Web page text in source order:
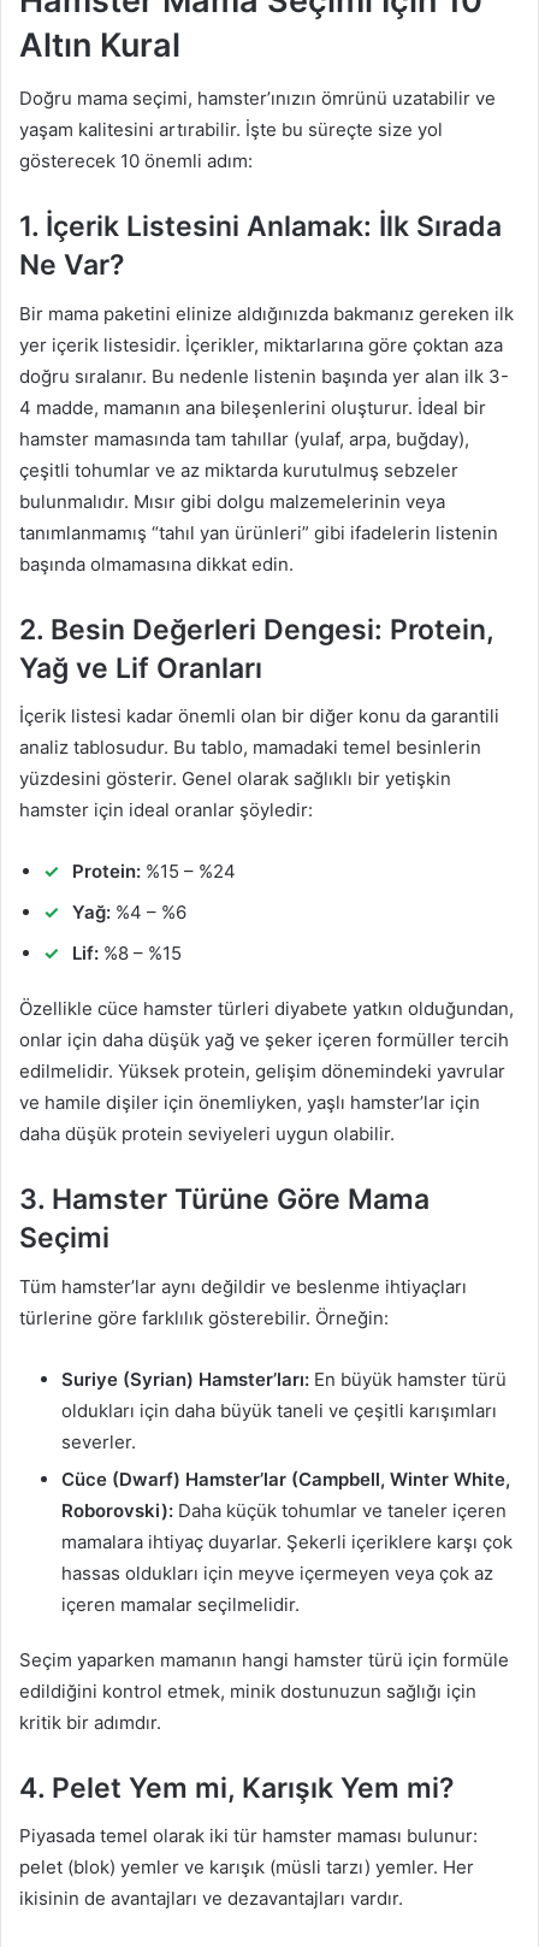
Altın Kural
Doğru mama seçimi, hamster’ınızın ömrünü uzatabilir ve
yaşam kalitesini artırabilir. İşte bu süreçte size yol
gösterecek 10 önemli adım:
1. İçerik Listesini Anlamak: İlk Sırada
Ne Var?
Bir mama paketini elinize aldığınızda bakmanız gereken ilk
yer içerik listesidir. İçerikler, miktarlarına göre çoktan aza
doğru sıralanır. Bu nedenle listenin başında yer alan ilk 3-
4 madde, mamanın ana bileşenlerini oluşturur. İdeal bir
hamster mamasında tam tahıllar (yulaf, arpa, buğday),
çeşitli tohumlar ve az miktarda kurutulmuş sebzeler
bulunmalıdır. Mısır gibi dolgu malzemelerinin veya
tanımlanmamış “tahıl yan ürünleri” gibi ifadelerin listenin
başında olmamasına dikkat edin.
2. Besin Değerleri Dengesi: Protein,
Yağ ve Lif Oranları
İçerik listesi kadar önemli olan bir diğer konu da garantili
analiz tablosudur. Bu tablo, mamadaki temel besinlerin
yüzdesini gösterir. Genel olarak sağlıklı bir yetişkin
hamster için ideal oranlar şöyledir:
Protein: %15 – %24
Yağ: %4 – %6
Lif: %8 – %15
Özellikle cüce hamster türleri diyabete yatkın olduğundan,
onlar için daha düşük yağ ve şeker içeren formüller tercih
edilmelidir. Yüksek protein, gelişim dönemindeki yavrular
ve hamile dişiler için önemliyken, yaşlı hamster’lar için
daha düşük protein seviyeleri uygun olabilir.
3. Hamster Türüne Göre Mama
Seçimi
Tüm hamster’lar aynı değildir ve beslenme ihtiyaçları
türlerine göre farklılık gösterebilir. Örneğin:
Suriye (Syrian) Hamster’ları: En büyük hamster türü
oldukları için daha büyük taneli ve çeşitli karışımları
severler.
Cüce (Dwarf) Hamster’lar (Campbell, Winter White,
Roborovski): Daha küçük tohumlar ve taneler içeren
mamalara ihtiyaç duyarlar. Şekerli içeriklere karşı çok
hassas oldukları için meyve içermeyen veya çok az
içeren mamalar seçilmelidir.
Seçim yaparken mamanın hangi hamster türü için formüle
edildiğini kontrol etmek, minik dostunuzun sağlığı için
kritik bir adımdır.
4. Pelet Yem mi, Karışık Yem mi?
Piyasada temel olarak iki tür hamster maması bulunur:
pelet (blok) yemler ve karışık (müsli tarzı) yemler. Her
ikisinin de avantajları ve dezavantajları vardır.